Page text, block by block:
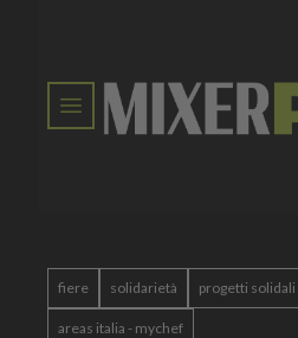
fiere solidarietà progetti solidali
areas italia - mychef